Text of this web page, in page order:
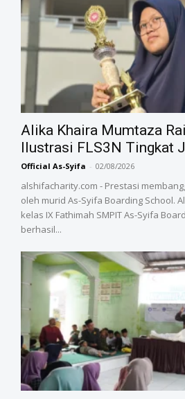
Alika Khaira Mumtaza
Ilustrasi FLS3N Tingkat
Official As-Syifa - 02/08/2026
alshifacharity.com - Prestasi
oleh murid As-Syifa Boarding School.
kelas IX Fathimah SMPIT As-Syifa
berhasil...